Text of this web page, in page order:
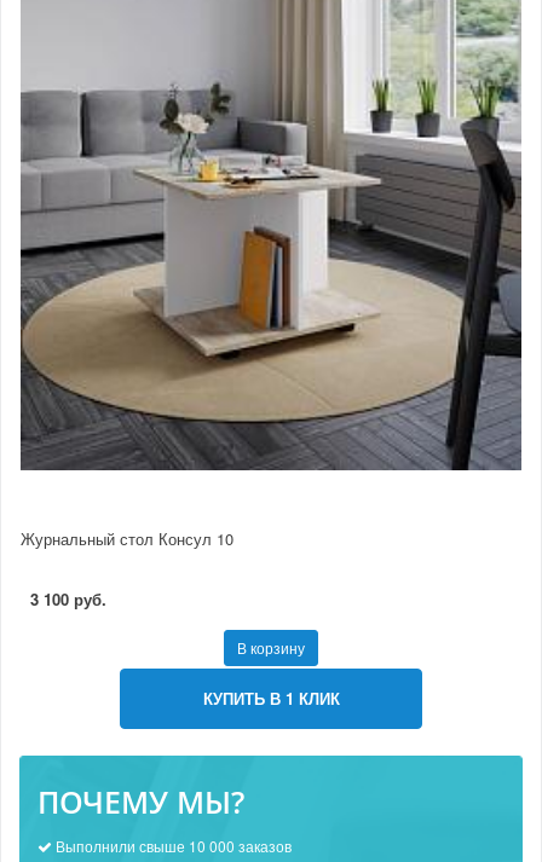
Журнальный стол Консул 10
3 100 руб.
В корзину
КУПИТЬ В 1 КЛИК
ПОЧЕМУ МЫ?
Выполнили свыше 10 000 заказов